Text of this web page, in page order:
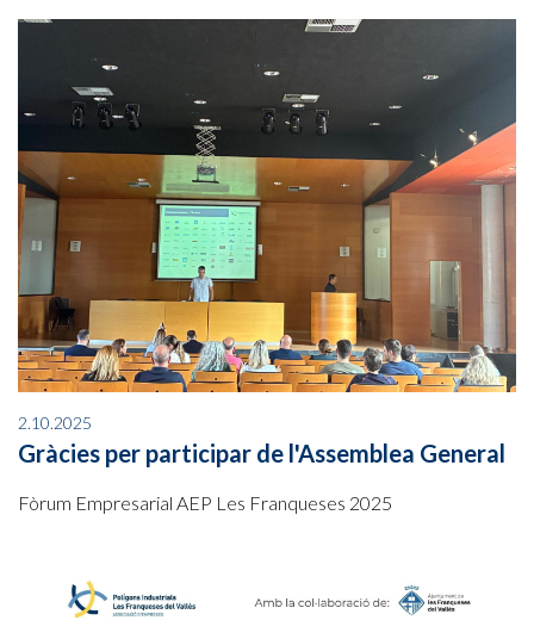
2.10.2025
Gràcies per participar de l'Assemblea General
Fòrum Empresarial AEP Les Franqueses 2025